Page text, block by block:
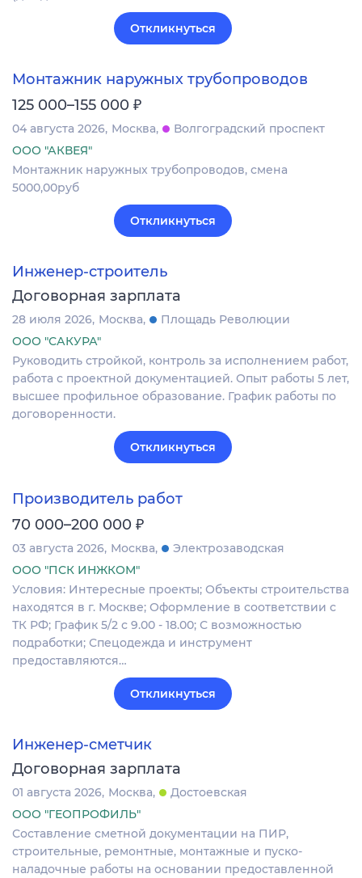
Откликнуться
Монтажник наружных трубопроводов
125 000–155 000 ₽
04 августа 2026 Москва
Волгоградский проспект
ООО "АКВЕЯ"
Монтажник наружных трубопроводов, смена
5000,00руб
Откликнуться
Инженер-строитель
Договорная зарплата
28 июля 2026 Москва
Площадь Революции
ООО "САКУРА"
Руководить стройкой, контроль за исполнением работ,
работа с проектной документацией. Опыт работы 5 лет,
высшее профильное образование. График работы по
договоренности.
Откликнуться
Производитель работ
70 000–200 000 ₽
03 августа 2026 Москва
Электрозаводская
ООО "ПСК ИНЖКОМ"
Условия: Интересные проекты; Объекты строительства
находятся в г. Москве; Оформление в соответствии с
ТК РФ; График 5/2 с 9.00 - 18.00; С возможностью
подработки; Спецодежда и инструмент
предоставляются…
Откликнуться
Инженер-сметчик
Договорная зарплата
01 августа 2026 Москва
Достоевская
ООО "ГЕОПРОФИЛЬ"
Составление сметной документации на ПИР,
строительные, ремонтные, монтажные и пуско-
наладочные работы на основании предоставленной